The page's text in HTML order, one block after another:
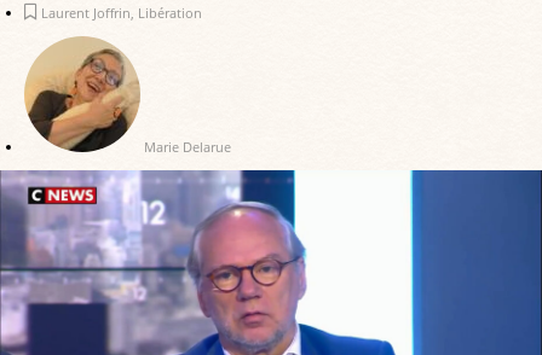
Laurent Joffrin Libération
Marie Delarue